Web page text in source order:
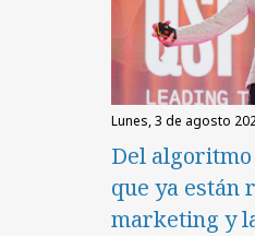
lunes, 3 de agosto
Del
que ya están
marketing y